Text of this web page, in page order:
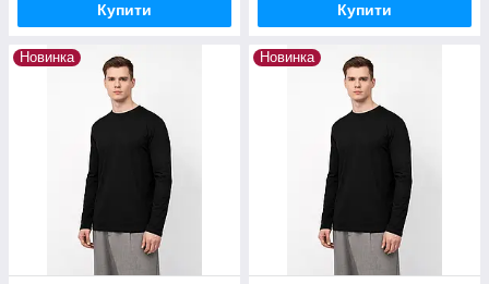
Купити Купити
Новинка Новинка